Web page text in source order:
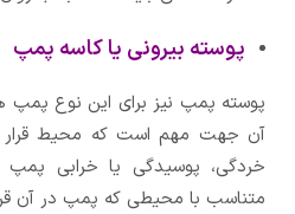
پوسته بیرونی یا کاسه پمپ
پوسته پمپ نیز برای این نوع پمپ
آن جهت مهم است که محیط قرار
خردگی، پوسیدگی یا خرابی پمپ
متناسب با محیطی که پمپ در آن